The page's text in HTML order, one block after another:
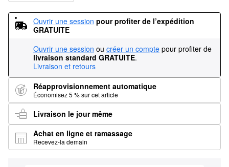
Ouvrir une session pour profiter de l’expédition
GRATUITE
Ouvrir une session ou créer un compte pour profiter de
livraison standard GRATUITE.
Livraison et retours
Réapprovisionnement automatique
Économisez 5 % sur cet article
Livraison le jour même
Achat en ligne et ramassage
Recevez-la demain